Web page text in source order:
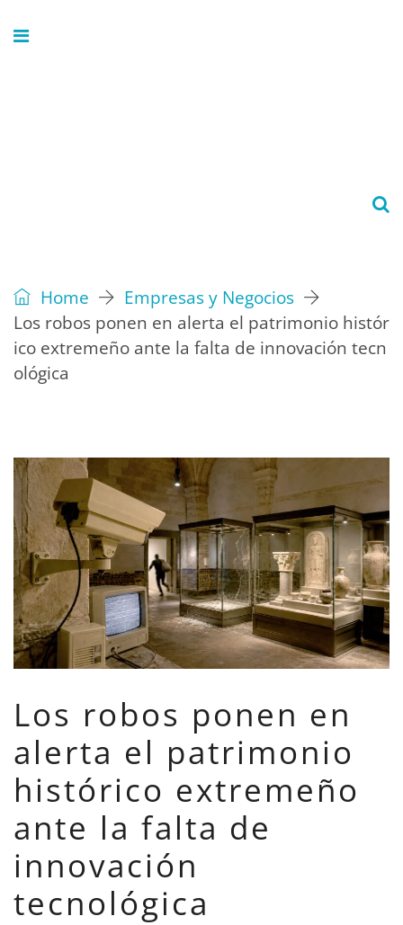
Home
Empresas y Negocios
Los robos ponen en alerta el patrimonio histór
ico extremeño ante la falta de innovación tecn
ológica
Los robos ponen en
alerta el patrimonio
histórico extremeño
ante la falta de
innovación
tecnológica